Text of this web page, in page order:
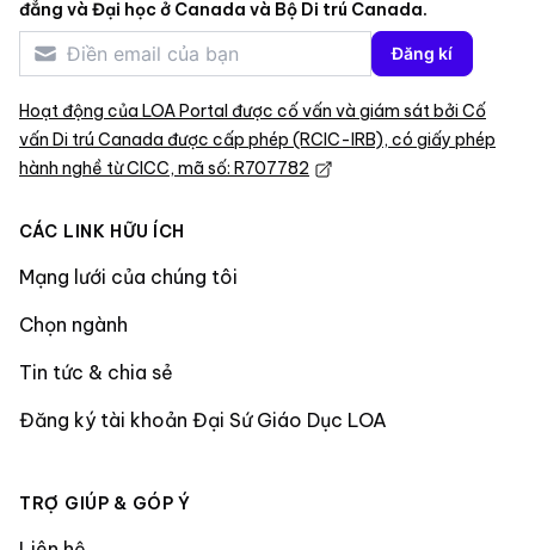
đẳng và Đại học ở Canada và Bộ Di trú Canada.
Đăng kí
Hoạt động của LOA Portal được cố vấn và giám sát bởi Cố
vấn Di trú Canada được cấp phép (RCIC-IRB), có giấy phép
hành nghề từ CICC, mã số: R707782
CÁC LINK HỮU ÍCH
Mạng lưới của chúng tôi
Chọn ngành
Tin tức & chia sẻ
Đăng ký tài khoản Đại Sứ Giáo Dục LOA
TRỢ GIÚP & GÓP Ý